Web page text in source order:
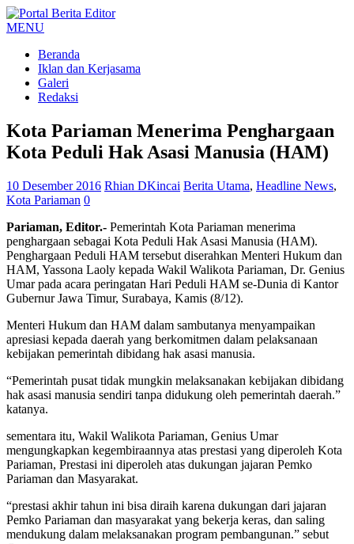
MENU
Beranda
Iklan dan Kerjasama
Galeri
Redaksi
Kota Pariaman Menerima Penghargaan
Kota Peduli Hak Asasi Manusia (HAM)
10 Desember 2016 Rhian DKincai Berita Utama, Headline News,
Kota Pariaman 0
Pariaman, Editor.- Pemerintah Kota Pariaman menerima
penghargaan sebagai Kota Peduli Hak Asasi Manusia (HAM).
Penghargaan Peduli HAM tersebut diserahkan Menteri Hukum dan
HAM, Yassona Laoly kepada Wakil Walikota Pariaman, Dr. Genius
Umar pada acara peringatan Hari Peduli HAM se-Dunia di Kantor
Gubernur Jawa Timur, Surabaya, Kamis (8/12).
Menteri Hukum dan HAM dalam sambutanya menyampaikan
apresiasi kepada daerah yang berkomitmen dalam pelaksanaan
kebijakan pemerintah dibidang hak asasi manusia.
“Pemerintah pusat tidak mungkin melaksanakan kebijakan dibidang
hak asasi manusia sendiri tanpa didukung oleh pemerintah daerah.”
katanya.
sementara itu, Wakil Walikota Pariaman, Genius Umar
mengungkapkan kegembiraannya atas prestasi yang diperoleh Kota
Pariaman, Prestasi ini diperoleh atas dukungan jajaran Pemko
Pariaman dan Masyarakat.
“prestasi akhir tahun ini bisa diraih karena dukungan dari jajaran
Pemko Pariaman dan masyarakat yang bekerja keras, dan saling
mendukung dalam melaksanakan program pembangunan.” sebut